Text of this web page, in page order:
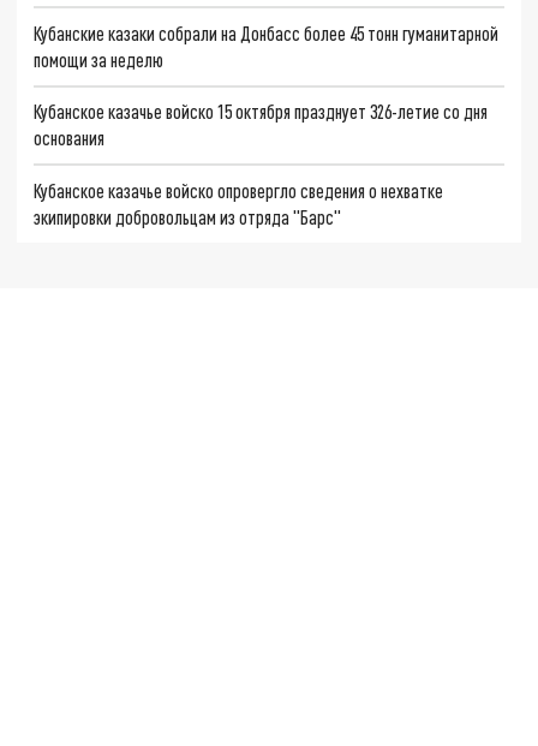
Кубанские казаки собрали на Донбасс более 45 тонн гуманитарной
помощи за неделю
Кубанское казачье войско 15 октября празднует 326-летие со дня
основания
Кубанское казачье войско опровергло сведения о нехватке
экипировки добровольцам из отряда "Барс"